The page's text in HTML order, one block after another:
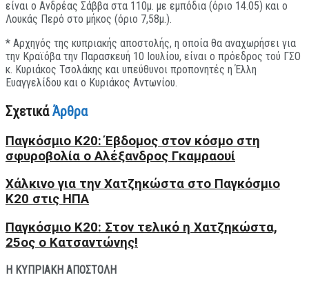
είναι ο Ανδρέας Σάββα στα 110μ. με εμπόδια (όριο 14.05) και ο
Λουκάς Περό στο μήκος (όριο 7,58μ.).
* Αρχηγός της κυπριακής αποστολής, η οποία θα αναχωρήσει για
την Κραϊόβα την Παρασκευή 10 Ιουλίου, είναι ο πρόεδρος τού ΓΣΟ
κ. Κυριάκος Τσολάκης και υπεύθυνοι προπονητές η Έλλη
Ευαγγελίδου και ο Κυριάκος Αντωνίου.
ΣχετικάΆρθρα
Παγκόσμιο Κ20: Έβδομος στον κόσμο στη
σφυροβολία ο Αλέξανδρος Γκαμραουί
Xάλκινο για την Χατζηκώστα στο Παγκόσμιο
Κ20 στις ΗΠΑ
Παγκόσμιο Κ20: Στον τελικό η Χατζηκώστα,
25ος ο Κατσαντώνης!
Η ΚΥΠΡΙΑΚΗ ΑΠΟΣΤΟΛΗ